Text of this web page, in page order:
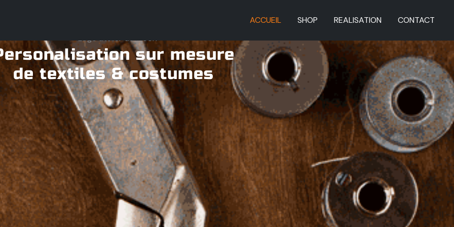
ACCUEIL SHOP REALISATION CONTACT
sur mesure
de textiles & costumes